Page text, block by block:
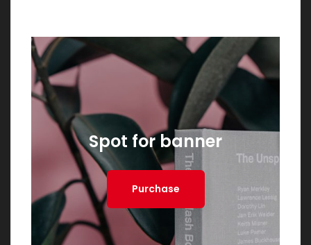
Spot for banner
Purchase